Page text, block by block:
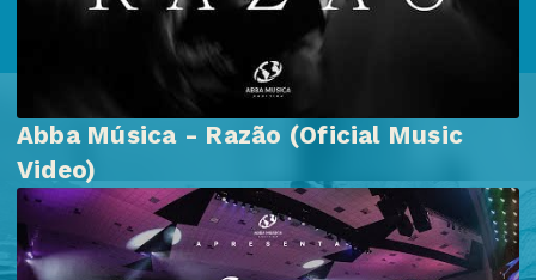
Abba Música - Razão (Oficial Music
Video)